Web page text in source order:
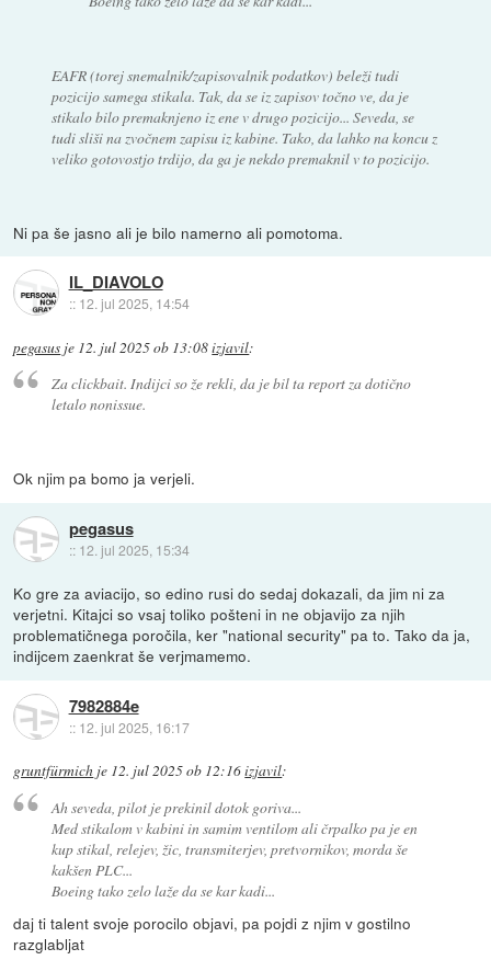
EAFR (torej snemalnik/zapisovalnik podatkov) beleži tudi
pozicijo samega stikala. Tak, da se iz zapisov točno ve, da je
stikalo bilo premaknjeno iz ene v drugo pozicijo... Seveda, se
tudi sliši na zvočnem zapisu iz kabine. Tako, da lahko na koncu z
veliko gotovostjo trdijo, da ga je nekdo premaknil v to pozicijo.
Ni pa še jasno ali je bilo namerno ali pomotoma.
IL_DIAVOLO
:: 12. jul 2025, 14:54
pegasus je 12. jul 2025 ob 13:08izjavil:
Za clickbait. Indijci so že rekli, da je bil ta report za dotično
letalo nonissue.
Ok njim pa bomo ja verjeli.
pegasus
:: 12. jul 2025, 15:34
Ko gre za aviacijo, so edino rusi do sedaj dokazali, da jim ni za
verjetni. Kitajci so vsaj toliko pošteni in ne objavijo za njih
problematičnega poročila, ker "national security" pa to. Tako da ja,
indijcem zaenkrat še verjmamemo.
7982884e
:: 12. jul 2025, 16:17
gruntfürmich je 12. jul 2025 ob 12:16izjavil:
Ah seveda, pilot je prekinil dotok goriva...
Med stikalom v kabini in samim ventilom ali črpalko pa je en
kup stikal, relejev, žic, transmiterjev, pretvornikov, morda še
kakšen PLC...
Boeing tako zelo laže da se kar kadi...
daj ti talent svoje porocilo objavi, pa pojdi z njim v gostilno
razglabljat